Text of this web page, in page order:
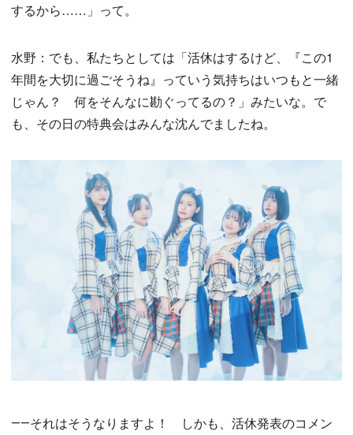
するから……」って。
水野：でも、私たちとしては「活休はするけど、『この1
年間を大切に過ごそうね』っていう気持ちはいつもと一緒
じゃん？ 何をそんなに勘ぐってるの？」みたいな。で
も、その日の特典会はみんな沈んでましたね。
――それはそうなりますよ！ しかも、活休発表のコメン